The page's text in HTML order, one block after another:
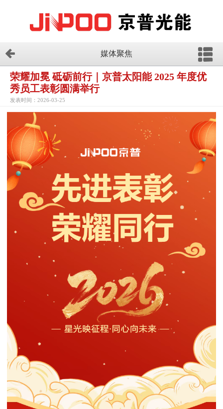
媒体聚焦
荣耀加冕 砥砺前行｜京普太阳能 2025 年度优
秀员工表彰圆满举行
发表时间：2026-03-25